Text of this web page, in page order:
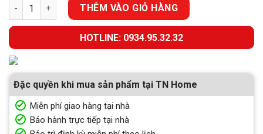
MÁY HÚT MÙI ÂM TỦ HAFELE HC-B705B (533.87.797) số lượng
THÊM VÀO GIỎ HÀNG
HOTLINE: 0934.95.32.32
Đặc quyền khi mua sản phẩm tại TN Home
Miễn phí giao hàng tại nhà
Bảo hành trực tiếp tại nhà